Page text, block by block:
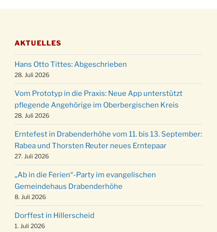
Stadtteilhaus um 19:00 Uhr
11.12.
Puer-Natus weihnachtliches Brauchtum am
Robert-Gassner-Hof um 17:00 Uhr
19.12.
Kinderbibeltag im Ev. Gemeindehaus von 10-
12 Uhr
20.12.
Weihnachts-Konzert des Honterus Chors in
der Kirche um 17:00 Uhr
24.12.
Familiengottesdienst mit Krippenspiel im Ev.
Gemeindehaus um 15:00 Uhr
24.12. Familiengottesdienst in der FeG um 16 Uhr
24.12.
Weihnachtsgottesdienst in der Kirche um
15:00 Uhr
24.12.
Weihnachtsgottesdienst in der Kirche um
18:00 Uhr
24.12.
Christmette mit der ev. Jugend in der Kirche
AKTUELLES
Hans Otto Tittes: Abgeschrieben
28. Juli 2026
Vom Prototyp in die Praxis: Neue App unterstützt
pflegende Angehörige im Oberbergischen Kreis
28. Juli 2026
Erntefest in Drabenderhöhe vom 11. bis 13. September:
Rabea und Thorsten Reuter neues Erntepaar
27. Juli 2026
„Ab in die Ferien“-Party im evangelischen
Gemeindehaus Drabenderhöhe
8. Juli 2026
Dorffest in Hillerscheid
1. Juli 2026